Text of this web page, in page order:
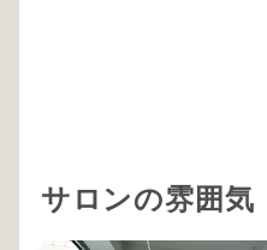
サロンの雰囲気